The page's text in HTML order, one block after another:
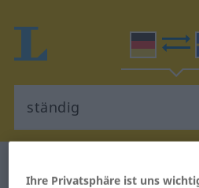
Ihre Privatsphäre ist uns